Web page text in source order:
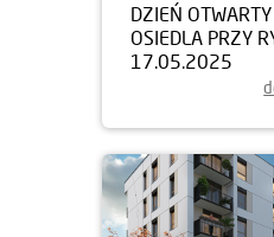
DZIEŃ OTWARTY
OSIEDLA PRZY
17.05.2025